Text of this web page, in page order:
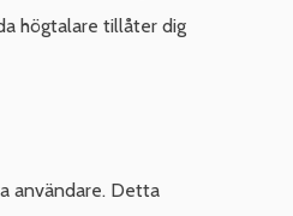
högtalare tillåter dig
användare. Detta